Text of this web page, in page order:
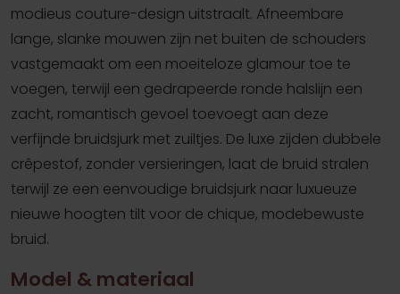
modieus couture-design uitstraalt. Afneembare
lange, slanke mouwen zijn net buiten de schouders
vastgemaakt om een ​​moeiteloze glamour toe te
voegen, terwijl een gedrapeerde ronde halslijn een
zacht, romantisch gevoel toevoegt aan deze
verfijnde bruidsjurk met zuiltjes. De luxe zijden dubbele
crêpestof, zonder versieringen, laat de bruid stralen
terwijl ze een eenvoudige bruidsjurk naar luxueuze
nieuwe hoogten tilt voor de chique, modebewuste
bruid.
Model & materiaal